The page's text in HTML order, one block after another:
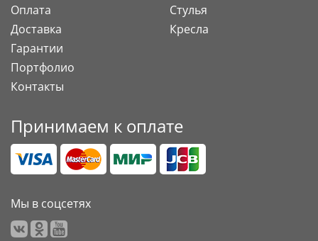
Оплата
Доставка
Гарантии
Портфолио
Контакты
Стулья
Кресла
Принимаем к оплате
Мы в соцсетях